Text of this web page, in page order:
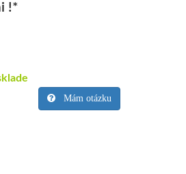
!*
Mám otázku